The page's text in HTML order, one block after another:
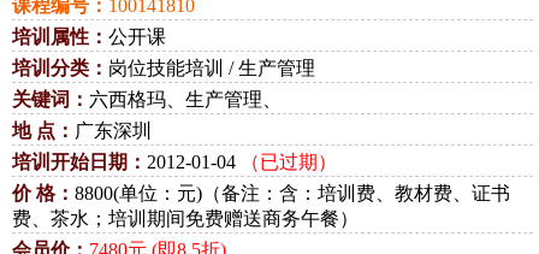
课程编号： 100141810
培训属性： 公开课
培训分类： 岗位技能培训 / 生产管理
关键词： 六西格玛、生产管理、
地 点： 广东深圳
培训开始日期： 2012-01-04
（已过期）
价 格： 8800(单位：元)（备注：含：培训费、教材费、证书
费、茶水；培训期间免费赠送商务午餐）
会员价： 7480元 (即8.5折)